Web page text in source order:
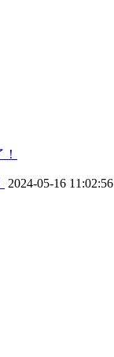
2024-05-16 11:02:56